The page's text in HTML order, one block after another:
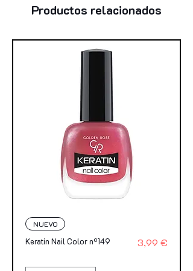
Productos relacionados
NUEVO
Keratin Nail Color nº149 Precio
3,99 €